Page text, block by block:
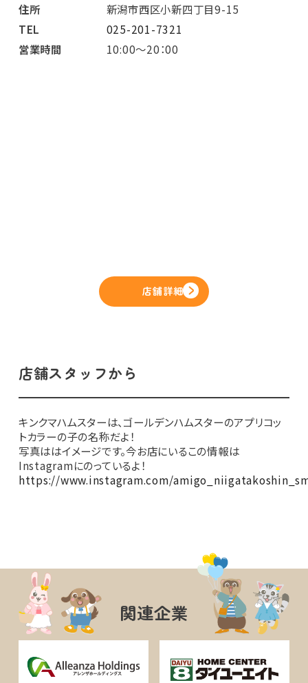
住所
新潟市西区小新四丁目9-15
TEL
025-201-7321
営業時間
10:00～20：00
店舗詳細
店舗スタッフから
キンクマハムスターは、ゴールデンハムスターのアプリコッ
トカラーの子の名称だよ！
写真ははイメージです。今お店にいるこの情報は
Instagramにのっているよ！
https://www.instagram.com/
関連企業